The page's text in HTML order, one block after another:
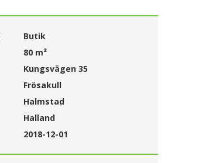
Butik
80 m²
Kungsvägen 35
Frösakull
Halmstad
Halland
2018-12-01